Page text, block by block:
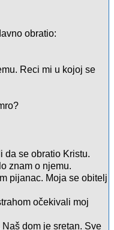
obratio:
Reci mi u kojoj se
da se obratio Kristu.
znam o njemu.
pijanac. Moja se obitelj
očekivali moj
dom je sretan. Sve